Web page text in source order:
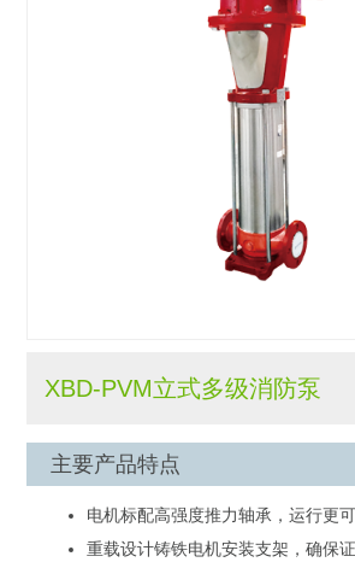
XBD-PVM立式多级消防泵
主要产品特点
电机标配高强度推力轴承，运行更
重载设计铸铁电机安装支架，确保